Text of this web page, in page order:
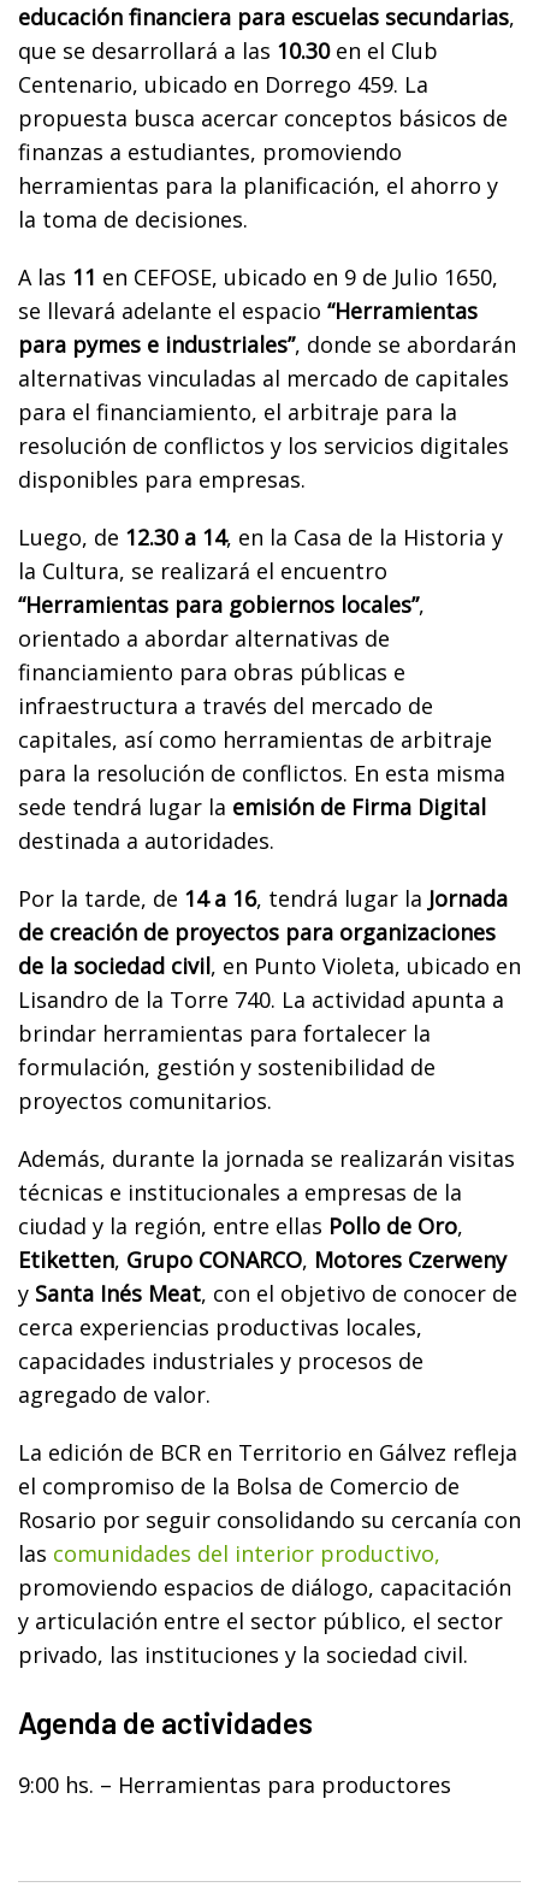
educación financiera para escuelas secundarias,
que se desarrollará a las 10.30en el Club
Centenario, ubicado en Dorrego 459. La
propuesta busca acercar conceptos básicos de
finanzas a estudiantes, promoviendo
herramientas para la planificación, el ahorro y
la toma de decisiones.
A las 11 en CEFOSE, ubicado en 9 de Julio 1650,
se llevará adelante el espacio “Herramientas
para pymes e industriales”, donde se abordarán
alternativas vinculadas al mercado de capitales
para el financiamiento, el arbitraje para la
resolución de conflictos y los servicios digitales
disponibles para empresas.
Luego, de 12.30 a 14, en la Casa de la Historia y
la Cultura, se realizará el encuentro
“Herramientas para gobiernos locales”,
orientado a abordar alternativas de
financiamiento para obras públicas e
infraestructura a través del mercado de
capitales, así como herramientas de arbitraje
para la resolución de conflictos. En esta misma
sede tendrá lugar la emisión de Firma Digital
destinada a autoridades.
Por la tarde, de 14 a 16, tendrá lugar la Jornada
de creación de proyectos para organizaciones
de la sociedad civil, en Punto Violeta, ubicado en
Lisandro de la Torre 740. La actividad apunta a
brindar herramientas para fortalecer la
formulación, gestión y sostenibilidad de
proyectos comunitarios.
Además, durante la jornada se realizarán visitas
técnicas e institucionales a empresas de la
ciudad y la región, entre ellas Pollo de Oro,
Etiketten, Grupo CONARCO, Motores Czerweny
y Santa Inés Meat, con el objetivo de conocer de
cerca experiencias productivas locales,
capacidades industriales y procesos de
agregado de valor.
La edición de BCR en Territorio en Gálvez refleja
el compromiso de la Bolsa de Comercio de
Rosario por seguir consolidando su cercanía con
las comunidades del interior productivo,
promoviendo espacios de diálogo, capacitación
y articulación entre el sector público, el sector
privado, las instituciones y la sociedad civil.
Agenda de actividades
9:00 hs. – Herramientas para productores